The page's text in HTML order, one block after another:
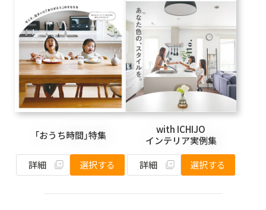
「おうち時間」特集
詳細 選択する
with ICHIJO
インテリア実例集
詳細
選択する